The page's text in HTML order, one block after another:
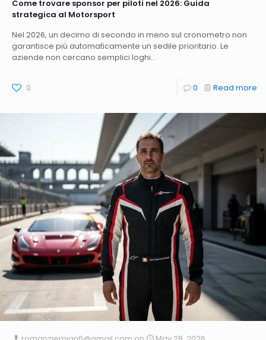
Come trovare sponsor per piloti nel 2026: Guida
strategica al Motorsport
Nel 2026, un decimo di secondo in meno sul cronometro non
garantisce più automaticamente un sedile prioritario. Le
aziende non cercano semplici loghi...
0 0 Read more